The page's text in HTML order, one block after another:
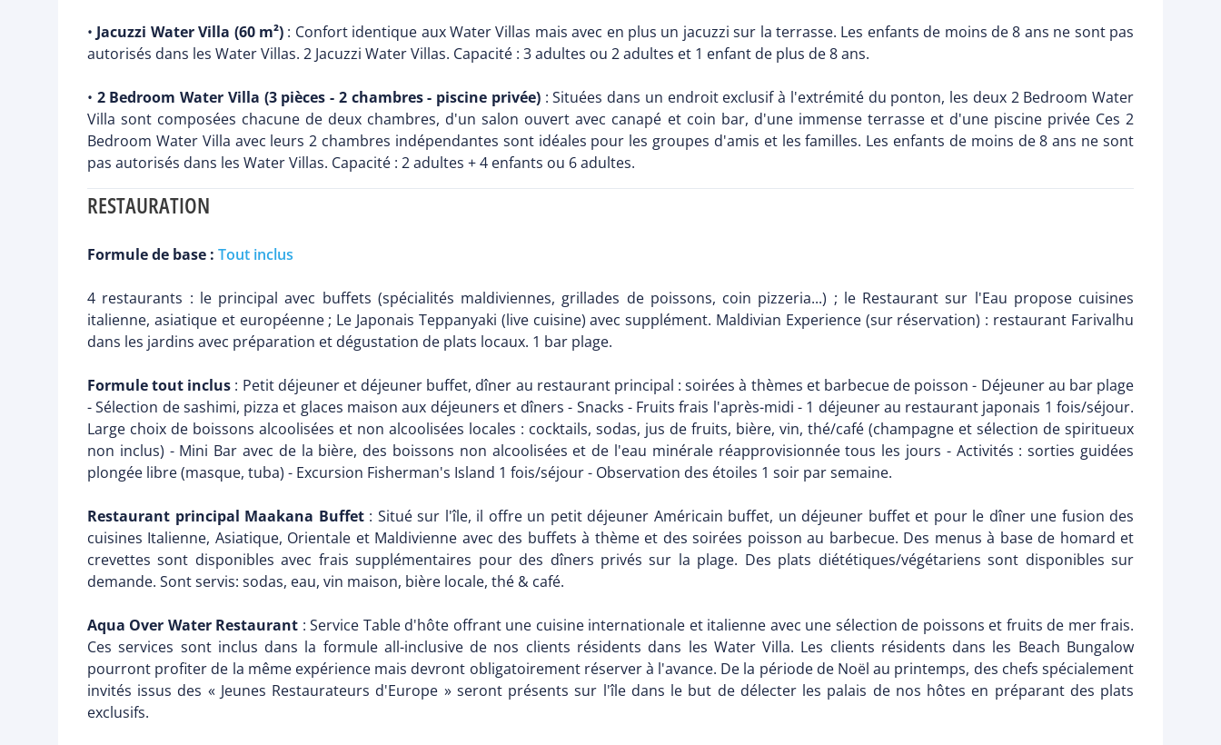
• Jacuzzi Water Villa (60 m²) : Confort identique aux Water Villas mais avec en plus un jacuzzi sur la terrasse. Les enfants de moins de 8 ans ne sont pas
autorisés dans les Water Villas. 2 Jacuzzi Water Villas. Capacité : 3 adultes ou 2 adultes et 1 enfant de plus de 8 ans.
• 2 Bedroom Water Villa (3 pièces - 2 chambres - piscine privée): Situées dans un endroit exclusif à l'extrémité du ponton, les deux 2 Bedroom Water
Villa sont composées chacune de deux chambres, d'un salon ouvert avec canapé et coin bar, d'une immense terrasse et d'une piscine privée Ces 2
Bedroom Water Villa avec leurs 2 chambres indépendantes sont idéales pour les groupes d'amis et les familles. Les enfants de moins de 8 ans ne sont
pas autorisés dans les Water Villas. Capacité : 2 adultes + 4 enfants ou 6 adultes.
RESTAURATION
Formule de base : Tout inclus
4 restaurants : le principal avec buffets (spécialités maldiviennes, grillades de poissons, coin pizzeria...) ; le Restaurant sur l'Eau propose cuisines
italienne, asiatique et européenne ; Le Japonais Teppanyaki (live cuisine) avec supplément. Maldivian Experience (sur réservation) : restaurant Farivalhu
dans les jardins avec préparation et dégustation de plats locaux. 1 bar plage.
Formule tout inclus : Petit déjeuner et déjeuner buffet, dîner au restaurant principal : soirées à thèmes et barbecue de poisson - Déjeuner au bar plage
- Sélection de sashimi, pizza et glaces maison aux déjeuners et dîners - Snacks - Fruits frais l'après-midi - 1 déjeuner au restaurant japonais 1 fois/séjour.
Large choix de boissons alcoolisées et non alcoolisées locales : cocktails, sodas, jus de fruits, bière, vin, thé/café (champagne et sélection de spiritueux
non inclus) - Mini Bar avec de la bière, des boissons non alcoolisées et de l'eau minérale réapprovisionnée tous les jours - Activités : sorties guidées
plongée libre (masque, tuba) - Excursion Fisherman's Island 1 fois/séjour - Observation des étoiles 1 soir par semaine.
Restaurant principal Maakana Buffet: Situé sur l'île, il offre un petit déjeuner Américain buffet, un déjeuner buffet et pour le dîner une fusion des
cuisines Italienne, Asiatique, Orientale et Maldivienne avec des buffets à thème et des soirées poisson au barbecue. Des menus à base de homard et
crevettes sont disponibles avec frais supplémentaires pour des dîners privés sur la plage. Des plats diététiques/végétariens sont disponibles sur
demande. Sont servis: sodas, eau, vin maison, bière locale, thé & café.
Aqua Over Water Restaurant : Service Table d'hôte offrant une cuisine internationale et italienne avec une sélection de poissons et fruits de mer frais.
Ces services sont inclus dans la formule all-inclusive de nos clients résidents dans les Water Villa. Les clients résidents dans les Beach Bungalow
pourront profiter de la même expérience mais devront obligatoirement réserver à l'avance. De la période de Noël au printemps, des chefs spécialement
invités issus des « Jeunes Restaurateurs d'Europe » seront présents sur l'île dans le but de délecter les palais de nos hôtes en préparant des plats
exclusifs.